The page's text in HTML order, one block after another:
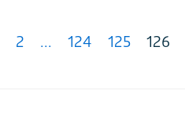
2 ... 124 125 126